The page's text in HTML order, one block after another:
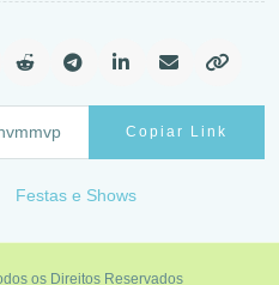
Copiar Link
Festas e Shows
os Direitos Reservados